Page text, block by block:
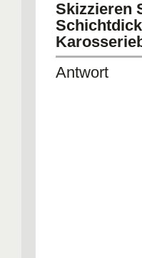
Skizzieren
Antwort